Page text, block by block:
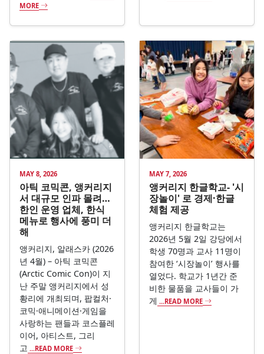
MORE
MAY 8, 2026
아틱 코믹콘, 앵커리지
서 대규모 인파 몰려…
한인 운영 업체, 한식
메뉴로 행사에 풍미 더
해
앵커리지, 알래스카 (2026
년 4월) – 아틱 코믹콘
(Arctic Comic Con)이 지
난 주말 앵커리지에서 성
황리에 개최되며, 팝컬처·
코믹·애니메이션·게임을
사랑하는 팬들과 코스플레
이어, 아티스트, 그리
고 ...READ MORE
MAY 7, 2026
앵커리지 한글학교- '시
장놀이' 로 경제·한글
체험 제공
앵커리지 한글학교는
2026년 5월 2일 강당에서
학생 70명과 교사 11명이
참여한 ‘시장놀이’ 행사를
열었다. 학교가 1년간 준
비한 물품을 교사들이 가
게 ...READ MORE